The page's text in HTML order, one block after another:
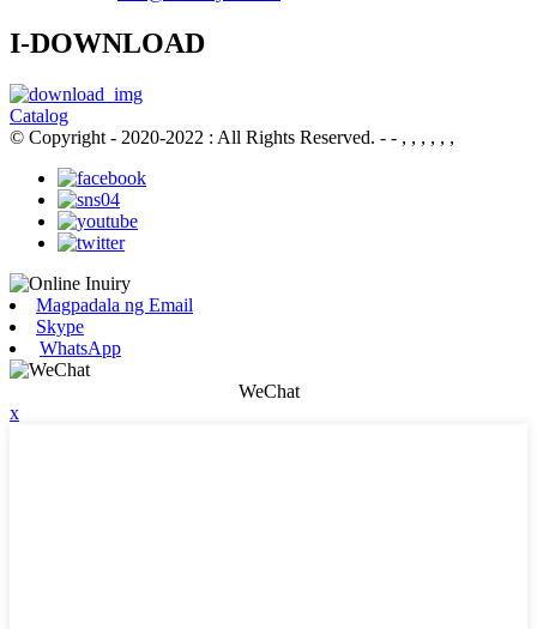
I-DOWNLOAD
Catalog
© Copyright - 2020-2022 : All Rights Reserved. - - , , , , , ,
Magpadala ng Email
Skype
WhatsApp
WeChat
x